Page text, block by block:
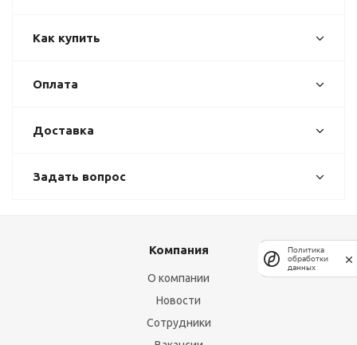
Как купить
Оплата
Доставка
Задать вопрос
Компания
О компании
Новости
Сотрудники
Политика
обработки
данных